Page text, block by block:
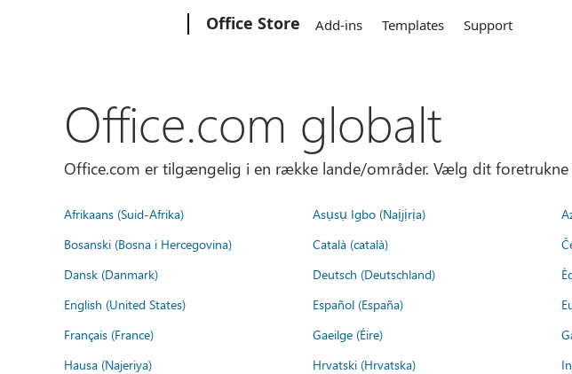
Office Store Add-ins Templates Support
Office.com globalt
Office.com er tilgængelig i en række lande/områder. Vælg dit foretrukne
Afrikaans (Suid-Afrika) Asụsụ Igbo (Naịjịrịa)
Bosanski (Bosna i Hercegovina)
Català (català)
Dansk (Danmark)
Deutsch (Deutschland)
English (United States)
Español (España)
Français (France)
Gaeilge (Éire)
Hausa (Najeriya)
Hrvatski (Hrvatska)